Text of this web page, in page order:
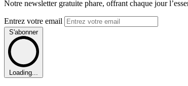
Notre newsletter gratuite phare, offrant chaque jour
Entrez votre email
S'abonner
Loading...